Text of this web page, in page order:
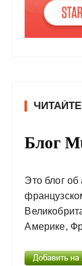
Блог
Это блог об
Америке,